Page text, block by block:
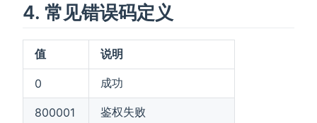
4. 常见错误码定义
值 说明
0 成功
800001 鉴权失败